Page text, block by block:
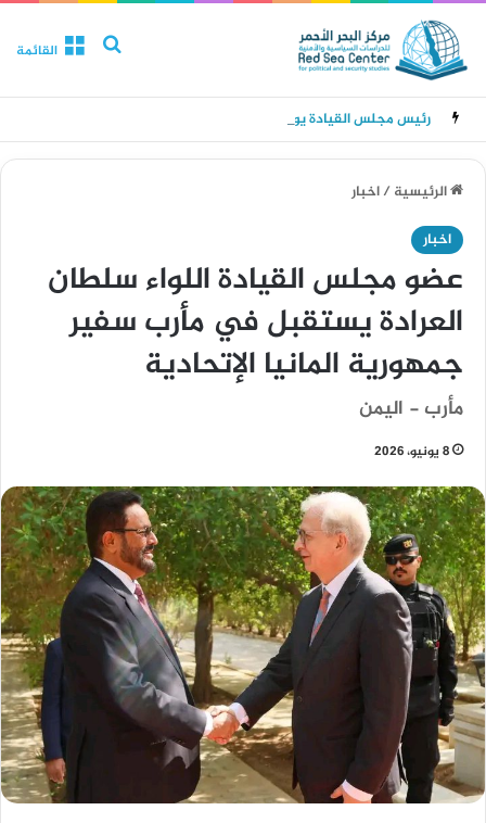
القائمةبحث عن
الرئيسية/اخبار
اخبار
عضو مجلس القيادة اللواء سلطان
العرادة يستقبل في مأرب سفير
جمهورية المانيا الإتحادية
مأرب - اليمن
8 يونيو، 2026